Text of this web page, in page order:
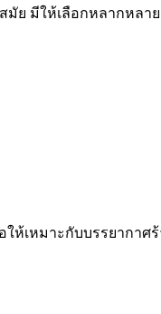
มัย มีให้เลือกหลากหลา
ให้เหมาะกับบรรยากา